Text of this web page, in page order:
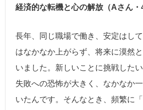
経済的な転機と心の解放（Aさん・
長年、同じ職場で働き、安定はし
はなかなか上がらず、将来に漠然
いました。新しいことに挑戦した
失敗への恐怖が大きく、なかなか
いたんです。そんなとき、頻繁に